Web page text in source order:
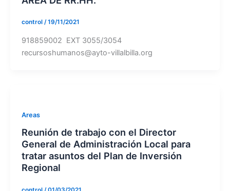
control /19/11/2021
918859002 EXT 3055/3054
recursoshumanos@ayto-villalbilla.org
Areas
Reunión de trabajo con el Director
General de Administración Local para
tratar asuntos del Plan de Inversión
Regional